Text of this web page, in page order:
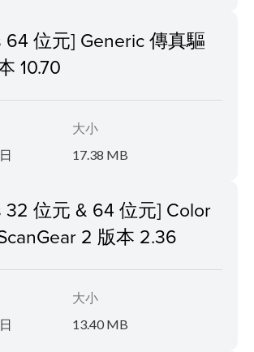
64 位元] Generic 傳真驅
10.70
大小
17.38 MB
32 位元 & 64 位元] Color
2 版本 2.36
大小
13.40 MB